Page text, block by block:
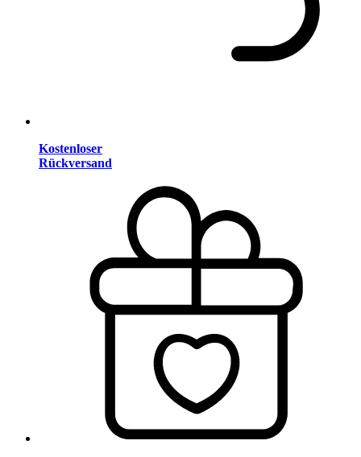
Kostenloser
Rückversand